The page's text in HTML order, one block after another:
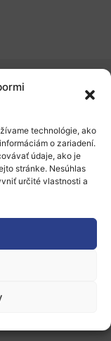
technológie, ako
o zariadení.
údaje, ako je
stránke. Nesúhlas
určité vlastnosti a
Portál